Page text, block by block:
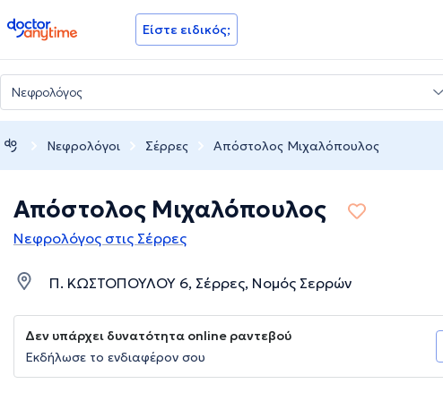
doctoranytime Είστε ειδικός;
Νεφρολόγοι Σέρρες Απόστολος Μιχαλόπουλος
Απόστολος Μιχαλόπουλος
Νεφρολόγος στις Σέρρες
Π. ΚΩΣΤΟΠΟΥΛΟΥ 6, Σέρρες, Νομός Σερρών
Δεν υπάρχει δυνατότητα online ραντεβού
Εκδήλωσε το ενδιαφέρον σου